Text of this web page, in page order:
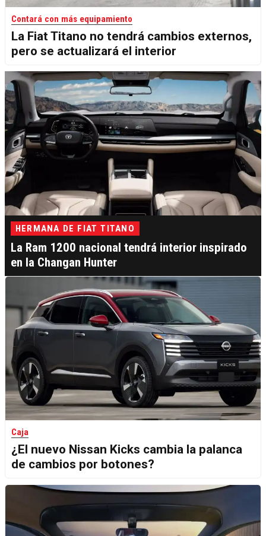
Contará con más equipamiento
La Fiat Titano no tendrá cambios externos,
pero se actualizará el interior
HERMANA DE FIAT TITANO
La Ram 1200 nacional tendrá interior inspirado
en la Changan Hunter
Caja
¿El nuevo Nissan Kicks cambia la palanca
de cambios por botones?